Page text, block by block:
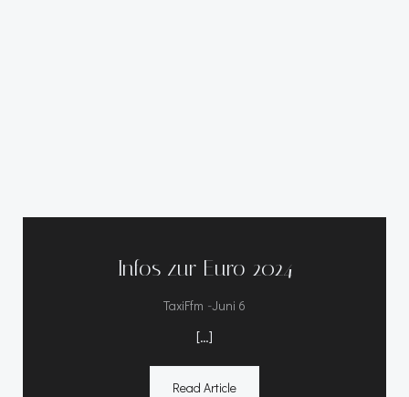
Infos zur Euro 2024
TaxiFfm -Juni 6
[…]
Read Article